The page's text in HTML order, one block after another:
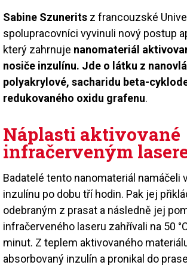
Sabine Szunerits z francouzské
spolupracovníci vyvinuli nový postup
který zahrnuje nanomateriál
nosiče inzulínu. Jde o látku z
polyakrylové, sacharidu beta-
redukovaného oxidu grafenu.
Náplasti aktivované
infračerveným
Badatelé tento nanomateriál namáčeli
inzulínu po dobu tří hodin. Pak jej
odebraným z prasat a následně jej
infračerveného laseru zahřívali na 50
minut. Z teplem aktivovaného
absorbovaný inzulín a pronikal do